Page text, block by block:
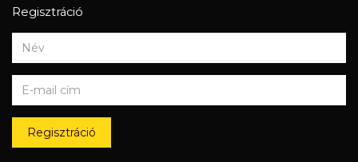
Regisztráció
Regisztráció